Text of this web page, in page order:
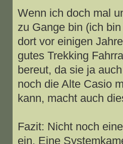
Wenn ich doch mal
zu Gange bin (ich
dort vor einigen
gutes Trekking
bereut, da sie ja
noch die Alte Casio
kann, macht auch
Fazit: Nicht noch
ein. Eine